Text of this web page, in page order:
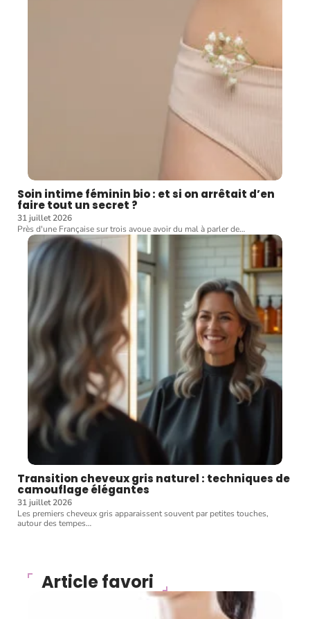
Soin intime féminin bio : et si on arrêtait d’en
faire tout un secret ?
31 juillet 2026
Près d'une Française sur trois avoue avoir du mal à parler de…
Transition cheveux gris naturel : techniques de
camouflage élégantes
31 juillet 2026
Les premiers cheveux gris apparaissent souvent par petites touches,
autour des tempes…
Article favori